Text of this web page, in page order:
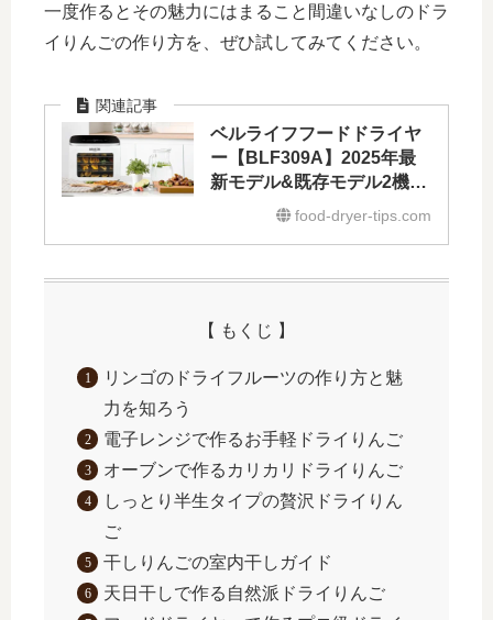
一度作るとその魅力にはまること間違いなしのドラ
イりんごの作り方を、ぜひ試してみてください。
ベルライフフードドライヤ
ー【BLF309A】2025年最
新モデル&既存モデル2機種
との比較
food-dryer-tips.com
【 もくじ 】
リンゴのドライフルーツの作り方と魅
力を知ろう
電子レンジで作るお手軽ドライりんご
オーブンで作るカリカリドライりんご
しっとり半生タイプの贅沢ドライりん
ご
干しりんごの室内干しガイド
天日干しで作る自然派ドライりんご